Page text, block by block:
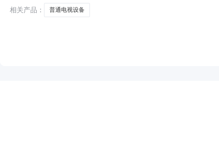
相关产品：
普通电视设备